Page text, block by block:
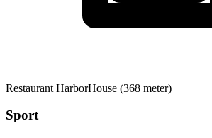
Restaurant HarborHouse (368 meter)
Sport